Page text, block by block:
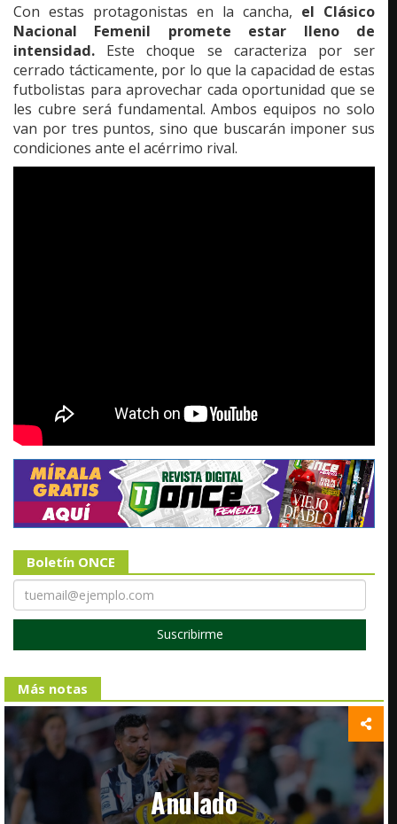
Con estas protagonistas en la cancha, el Clásico
Nacional Femenil promete estar lleno de
intensidad. Este choque se caracteriza por ser
cerrado tácticamente, por lo que la capacidad de estas
futbolistas para aprovechar cada oportunidad que se
les cubre será fundamental. Ambos equipos no solo
van por tres puntos, sino que buscarán imponer sus
condiciones ante el acérrimo rival.
Boletín ONCE
Suscribirme
Más notas
Anulado